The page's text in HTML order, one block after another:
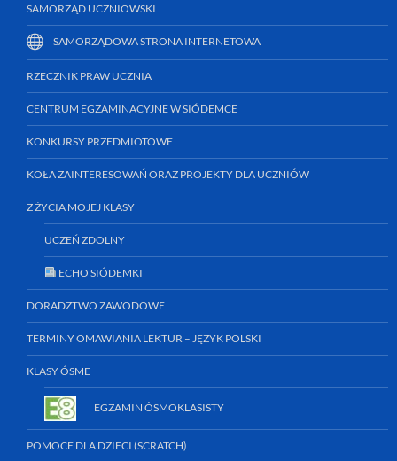
SAMORZĄD UCZNIOWSKI
SAMORZĄDOWA STRONA INTERNETOWA
RZECZNIK PRAW UCZNIA
CENTRUM EGZAMINACYJNE W SIÓDEMCE
KONKURSY PRZEDMIOTOWE
KOŁA ZAINTERESOWAŃ ORAZ PROJEKTY DLA UCZNIÓW
Z ŻYCIA MOJEJ KLASY
UCZEŃ ZDOLNY
ECHO SIÓDEMKI
DORADZTWO ZAWODOWE
TERMINY OMAWIANIA LEKTUR – JĘZYK POLSKI
KLASY ÓSME
EGZAMIN ÓSMOKLASISTY
POMOCE DLA DZIECI (SCRATCH)